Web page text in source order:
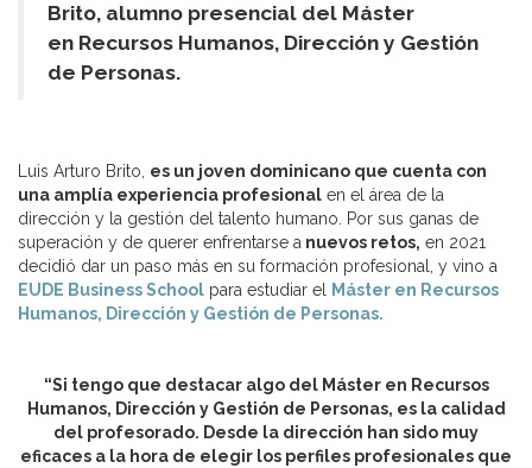
Brito, alumno presencial del Máster
en Recursos Humanos, Dirección y Gestión
de Personas.
Luis Arturo Brito, es un joven dominicano que cuenta con
una amplía experiencia profesional en el área de la
dirección y la gestión del talento humano. Por sus ganas de
superación y de querer enfrentarse a nuevos retos, en 2021
decidió dar un paso más en su formación profesional, y vino a
EUDE Business School para estudiar el
Máster en Recursos
Humanos, Dirección y Gestión de Personas.
“Si tengo que destacar algo del Máster en Recursos
Humanos, Dirección y Gestión de Personas, es la calidad
del profesorado. Desde la dirección han sido muy
eficaces a la hora de elegir los perfiles profesionales que